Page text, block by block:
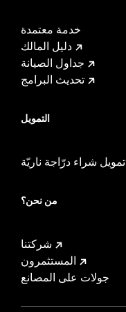
خدمة معتمدة
دليل المالك
جداول الصيانة
تحديث البرامج
التمويل
تمويل شراء درّاجة ناريّة
من نحن؟
شركتنا
المستثمرون
جولات على المصانع